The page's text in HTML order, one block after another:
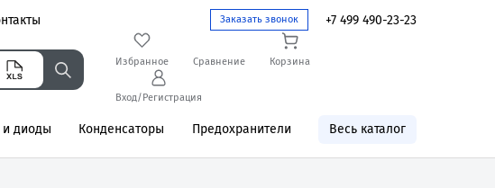
Заказать звонок +7 499 490-23-23
Избранное Сравнение Корзина
Вход/Регистрация
и диоды Конденсаторы Предохранители Весь каталог